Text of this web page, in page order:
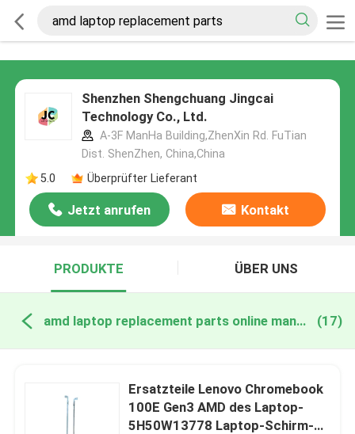
Shenzhen Shengchuang Jingcai
Technology Co., Ltd.
A-3F ManHa Building,ZhenXin Rd. FuTian
Dist. ShenZhen, China,China
5.0
Überprüfter Lieferant
Jetzt anrufen Kontakt
PRODUKTE ÜBER UNS
amd laptop replacement parts online manufacture (17)
Ersatzteile Lenovo Chromebook
100E Gen3 AMD des Laptop-
5H50W13778 Laptop-Schirm-